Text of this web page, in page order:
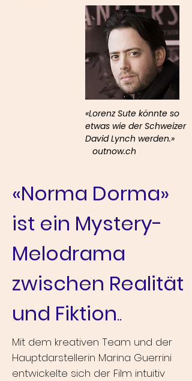
«Lorenz Sute könnte so
etwas wie der Schweizer
David Lynch werden.»
outnow.ch
«Norma Dorma»
ist ein Mystery-
Melodrama
zwischen Realität
und Fiktion..
Mit dem kreativen Team und der
Hauptdarstellerin Marina Guerrini
entwickelte sich der Film intuitiv